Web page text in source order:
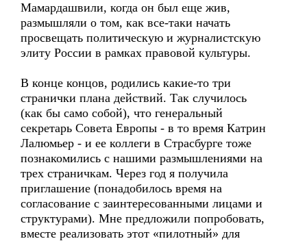
Мамардашвили, когда он был еще жив,
размышляли о том, как все-таки начать
просвещать политическую и журналистскую
элиту России в рамках правовой культуры.
В конце концов, родились какие-то три
странички плана действий. Так случилось
(как бы само собой), что генеральный
секретарь Совета Европы - в то время Катрин
Лалюмьер - и ее коллеги в Страсбурге тоже
познакомились с нашими размышлениями на
трех страничкам. Через год я получила
приглашение (понадобилось время на
согласование с заинтересованными лицами и
структурами). Мне предложили попробовать,
вместе реализовать этот «пилотный» для